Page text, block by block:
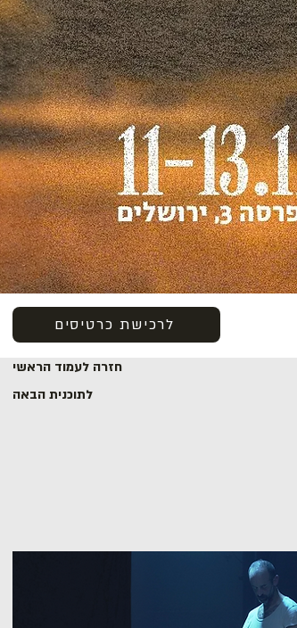
לרכישת כרטיסים
חזרה לעמוד הראשי
לתוכנית הבאה